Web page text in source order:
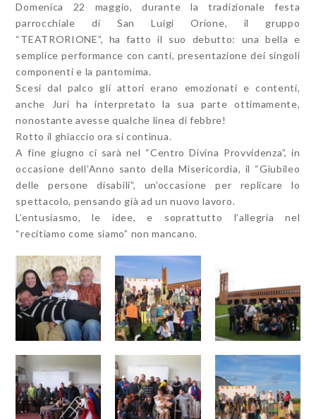
Domenica 22 maggio, durante la tradizionale festa
parrocchiale di San Luigi Orione, il gruppo
“TEATRORIONE”, ha fatto il suo debutto: una bella e
semplice performance con canti, presentazione dei singoli
componenti e la pantomima.
Scesi dal palco gli attori erano emozionati e contenti,
anche Juri ha interpretato la sua parte ottimamente,
nonostante avesse qualche linea di febbre!
Rotto il ghiaccio ora si continua.
A fine giugno ci sarà nel “Centro Divina Provvidenza”, in
occasione dell’Anno santo della Misericordia, il “Giubileo
delle persone disabili”, un’occasione per replicare lo
spettacolo, pensando già ad un nuovo lavoro.
L’entusiasmo, le idee, e soprattutto l’allegria nel
“recitiamo come siamo” non mancano.